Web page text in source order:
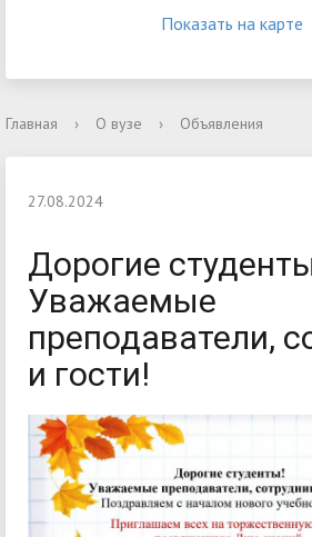
Показать на карте
Главная › О вузе › Объявления
27.08.2024
Дорогие
Уважаемые
преподаватели,
и гости!